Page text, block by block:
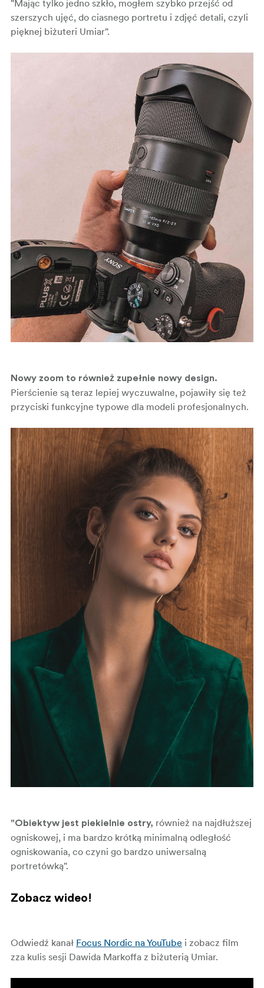
"Mając tylko jedno szkło, mogłem szybko przejść od
szerszych ujęć, do ciasnego portretu i zdjęć detali, czyli
pięknej biżuteri Umiar".
Nowy zoom to również zupełnie nowy design.
Pierścienie są teraz lepiej wyczuwalne, pojawiły się też
przyciski funkcyjne typowe dla modeli profesjonalnych.
"Obiektyw jest piekielnie ostry, również na najdłuższej
ogniskowej, i ma bardzo krótką minimalną odległość
ogniskowania, co czyni go bardzo uniwersalną
portretówką".
Zobacz wideo!
Odwiedź kanał Focus Nordic na YouTube i zobacz film
zza kulis sesji Dawida Markoffa z biżuterią Umiar.